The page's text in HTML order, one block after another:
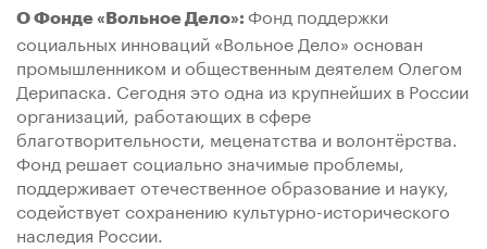
О Фонде «Вольное Дело»: Фонд поддержки
социальных инноваций «Вольное Дело» основан
промышленником и общественным деятелем Олегом
Дерипаска. Сегодня это одна из крупнейших в России
организаций, работающих в сфере
благотворительности, меценатства и волонтёрства.
Фонд решает социально значимые проблемы,
поддерживает отечественное образование и науку,
содействует сохранению культурно-исторического
наследия России.